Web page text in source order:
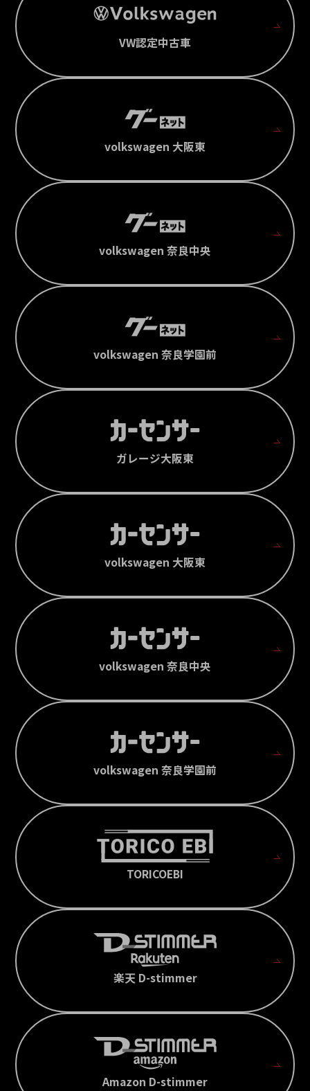
VW認定中古車
volkswagen 大阪東
volkswagen 奈良中央
volkswagen 奈良学園前
ガレージ大阪東
volkswagen 大阪東
volkswagen 奈良中央
volkswagen 奈良学園前
TORICOEBI
楽天 D-stimmer
Amazon D-stimmer